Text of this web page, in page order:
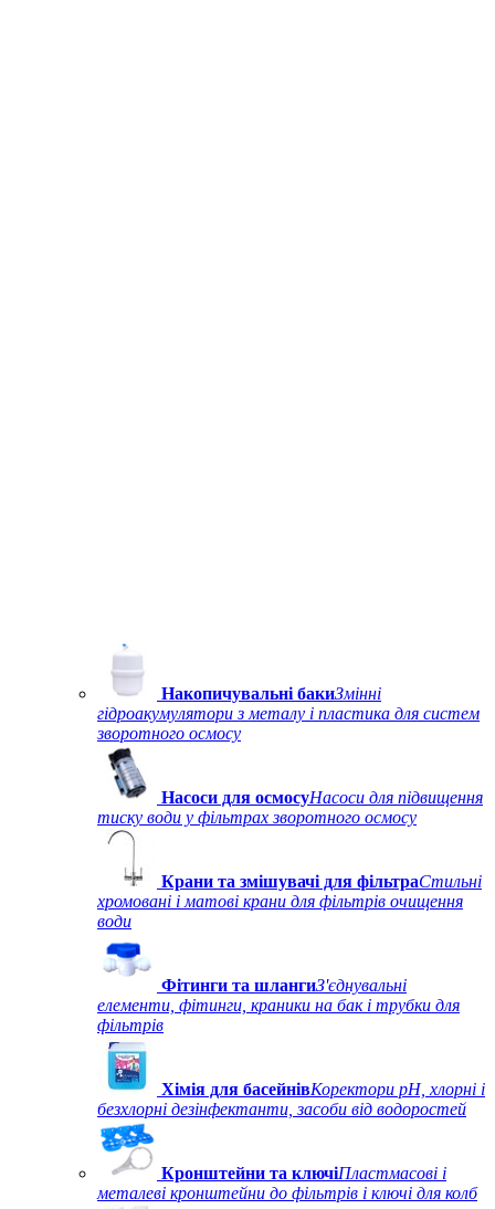
Накопичувальні бакиЗмінні
гідроакумулятори з металу і пластика для систем
зворотного осмосу
Насоси для осмосуНасоси для підвищення
тиску води у фільтрах зворотного осмосу
Крани та змішувачі для фільтраСтильні
хромовані і матові крани для фільтрів очищення
води
Фітинги та шлангиЗ'єднувальні
елементи, фітинги, краники на бак і трубки для
фільтрів
Хімія для басейнівКоректори рН, хлорні і
безхлорні дезінфектанти, засоби від водоростей
Кронштейни та ключіПластмасові і
металеві кронштейни до фільтрів і ключі для колб